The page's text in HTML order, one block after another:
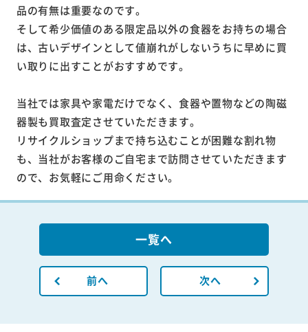
品の有無は重要なのです。
そして希少価値のある限定品以外の食器をお持ちの場合
は、古いデザインとして値崩れがしないうちに早めに買
い取りに出すことがおすすめです。
当社では家具や家電だけでなく、食器や置物などの陶磁
器製も買取査定させていただきます。
リサイクルショップまで持ち込むことが困難な割れ物
も、当社がお客様のご自宅まで訪問させていただきます
ので、お気軽にご用命ください。
前へ
一覧へ
次へ